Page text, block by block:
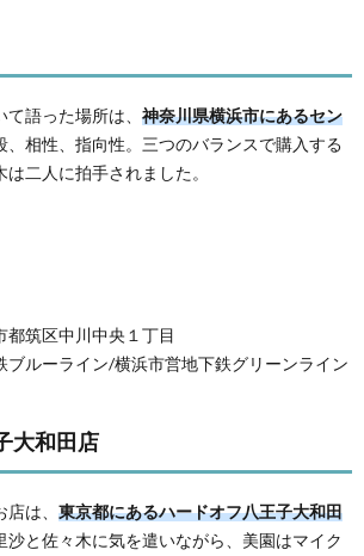
語った場所は、 神奈川県横浜市にあるセン
、相性、指向性。三つのバランスで購入する
二人に拍手されました。
都筑区中川中央１丁目
ブルーライン/横浜市営地下鉄グリーンライン
大和田店
は、 東京都にあるハードオフ八王子大和田
沙と佐々木に気を遣いながら、美園はマイク